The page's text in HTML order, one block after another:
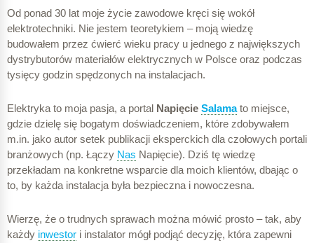
Od ponad 30 lat moje życie zawodowe kręci się wokół
elektrotechniki. Nie jestem teoretykiem – moją wiedzę
budowałem przez ćwierć wieku pracy u jednego z największych
dystrybutorów materiałów elektrycznych w Polsce oraz podczas
tysięcy godzin spędzonych na instalacjach.
Elektryka to moja pasja, a portal Napięcie Salamato miejsce,
gdzie dzielę się bogatym doświadczeniem, które zdobywałem
m.in. jako autor setek publikacji eksperckich dla czołowych portali
branżowych (np. Łączy Nas Napięcie). Dziś tę wiedzę
przekładam na konkretne wsparcie dla moich klientów, dbając o
to, by każda instalacja była bezpieczna i nowoczesna.
Wierzę, że o trudnych sprawach można mówić prosto – tak, aby
każdy inwestor i instalator mógł podjąć decyzję, która zapewni